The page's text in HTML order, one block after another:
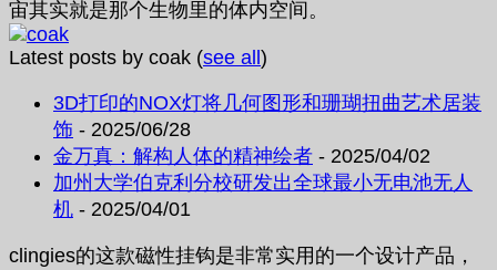
宙其实就是那个生物里的体内空间。
Latest posts by coak (see all)
3D打印的NOX灯将几何图形和珊瑚扭曲艺术居装
饰 - 2025/06/28
金万真：解构人体的精神绘者 - 2025/04/02
加州大学伯克利分校研发出全球最小无电池无人
机 - 2025/04/01
clingies的这款磁性挂钩是非常实用的一个设计产品，